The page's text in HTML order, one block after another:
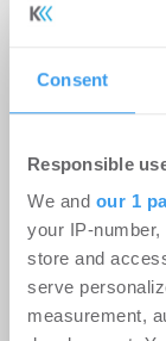
Consent
Responsible
We and our 1
your IP-
store and
serve
measurement,
Logistik |
registriert,
kostenlosen